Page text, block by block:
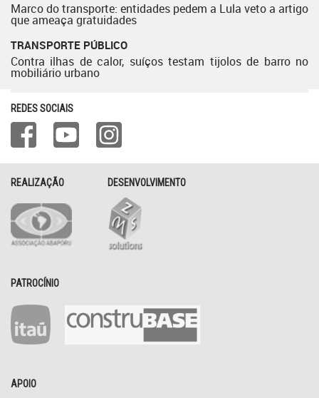
Marco do transporte: entidades pedem a Lula veto a artigo
que ameaça gratuidades
TRANSPORTE PÚBLICO
Contra ilhas de calor, suíços testam tijolos de barro no
mobiliário urbano
REDES SOCIAIS
REALIZAÇÃO DESENVOLVIMENTO
PATROCÍNIO
APOIO